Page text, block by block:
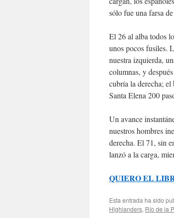
sólo fue una farsa
El 26 al alba todos
unos pocos fusiles.
nuestra izquierda,
columnas, y
cubría la derecha;
Santa Elena 200
Un avance
nuestros hombres
derecha. El 71, sin
lanzó a la carga,
QUIERO EL
Esta entrada ha sido
Highlanders, Río de la